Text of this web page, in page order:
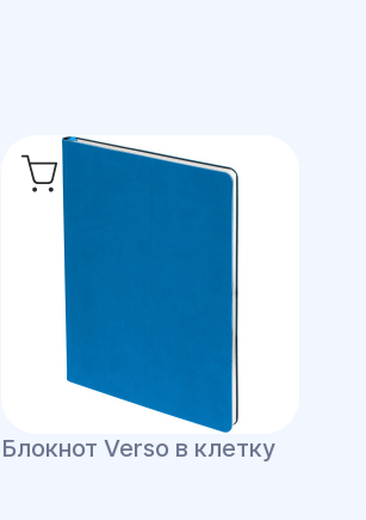
Блокнот Verso в клетку